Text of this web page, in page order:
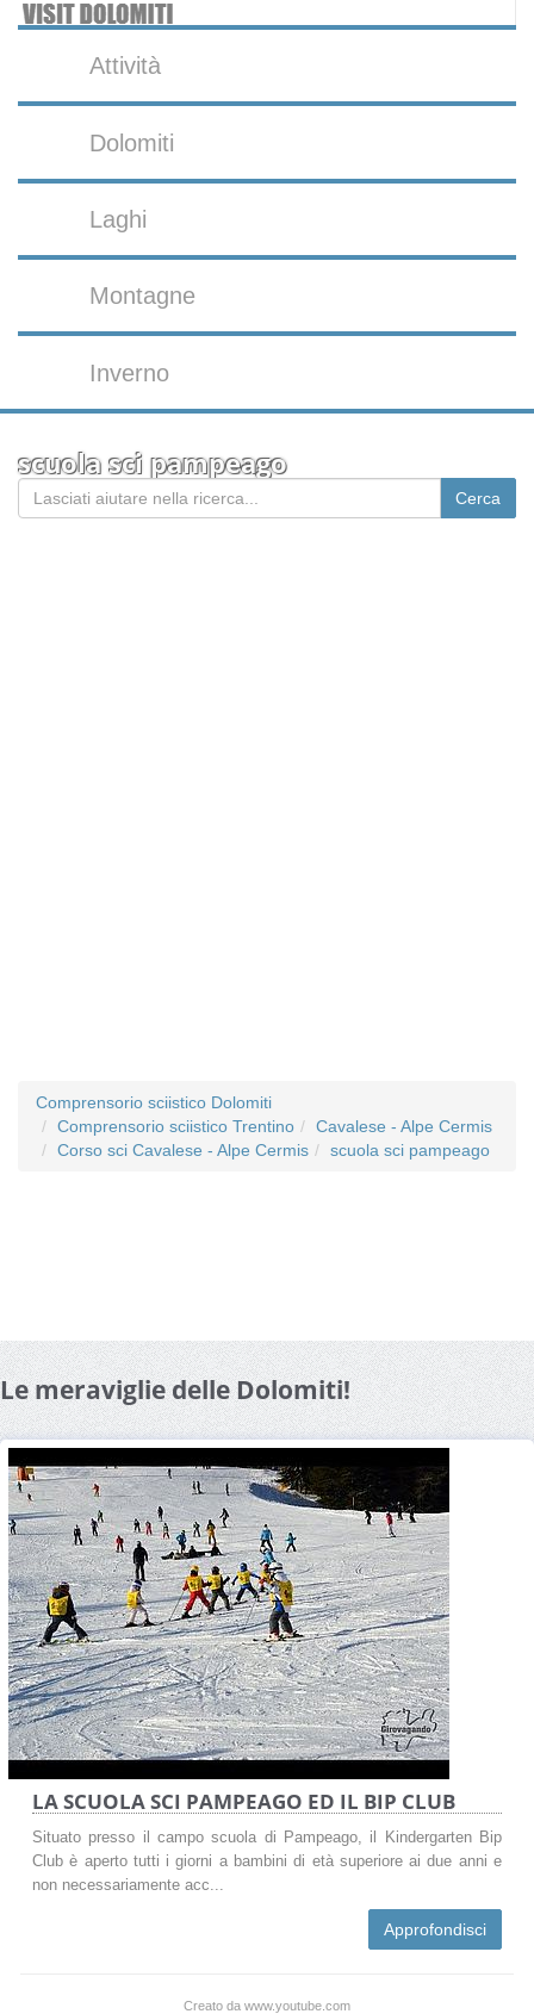
Attività
Dolomiti
Laghi
Montagne
Inverno
scuola sci pampeago
Comprensorio sciistico Dolomiti
Comprensorio sciistico Trentino
Cavalese - Alpe Cermis
Corso sci Cavalese - Alpe Cermis
scuola sci pampeago
Le meraviglie delle Dolomiti!
LA SCUOLA SCI PAMPEAGO ED IL BIP CLUB
Situato presso il campo scuola di Pampeago, il Kindergarten Bip
Club è aperto tutti i giorni a bambini di età superiore ai due anni e
non necessariamente acc...
Approfondisci
Creato da www.youtube.com